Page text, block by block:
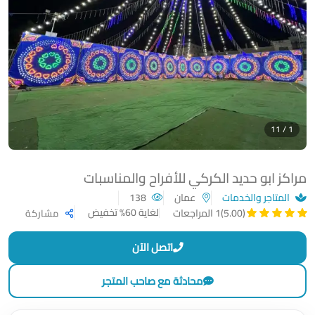
مراكز ابو حديد الكركي للأفراح والمناسبات
المتاجر والخدمات عمان
(5.00)
1 المراجعات لغاية 60% تخفيض مشاركة
1 / 11
اتصل الآن
محادثة مع صاحب المتجر